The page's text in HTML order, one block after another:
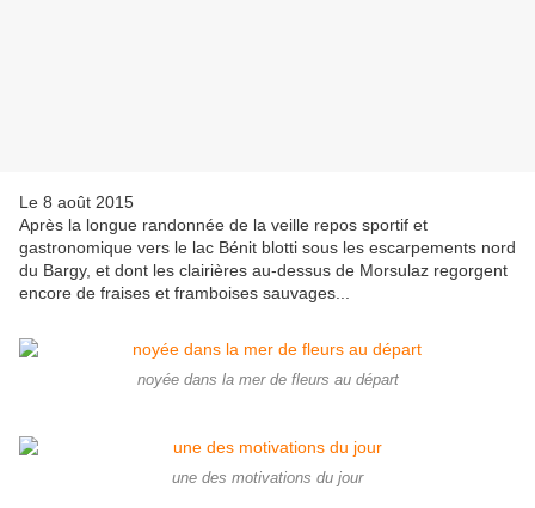
Le 8 août 2015
Après la longue randonnée de la veille repos sportif et
gastronomique vers le lac Bénit blotti sous les escarpements nord
du Bargy, et dont les clairières au-dessus de Morsulaz regorgent
encore de fraises et framboises sauvages...
noyée dans la mer de fleurs au départ
une des motivations du jour